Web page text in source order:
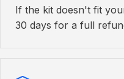
If the kit doesn't fit
30 days for a full